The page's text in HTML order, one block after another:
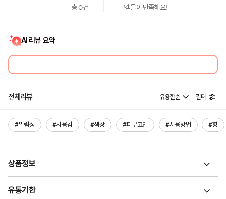
총0건 고객들이 만족해요!
AI 리뷰 요약
전체리뷰 유용한순 필터
#발림성 #사용감 #색상 #피부고민 #사용방법 #향
상품정보
유통기한